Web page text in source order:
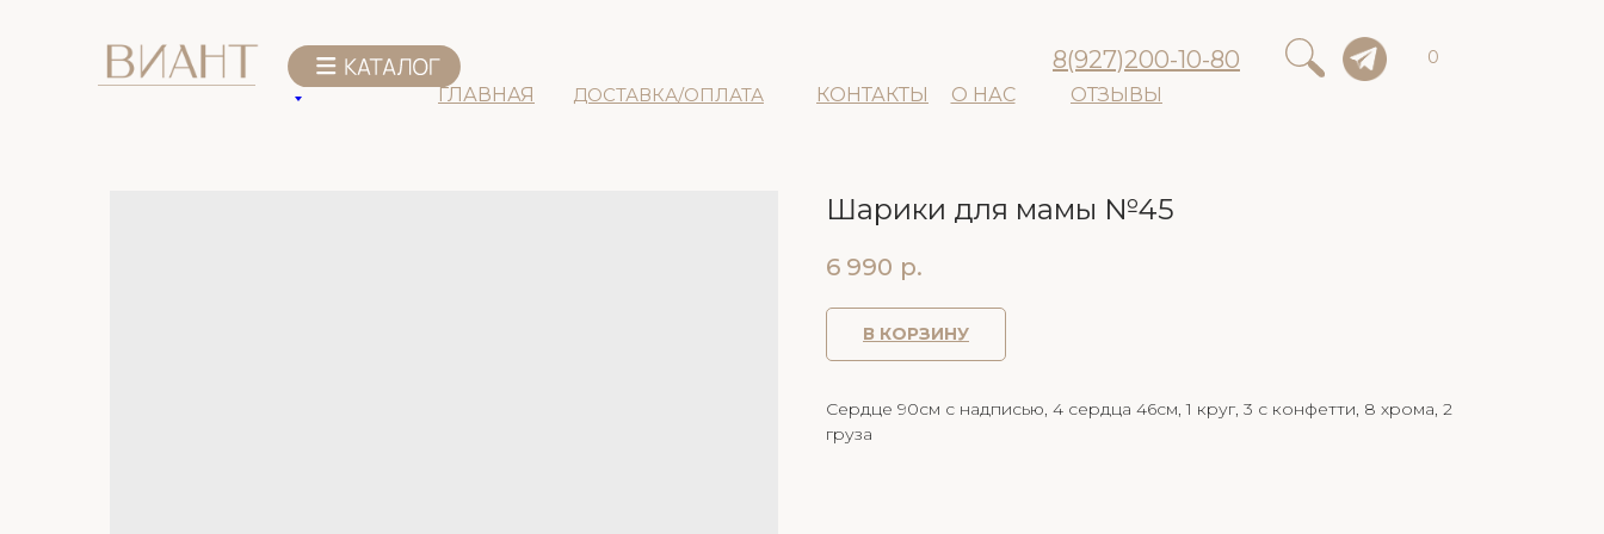
ДОСТАВКА/ОПЛАТА
ГЛАВНАЯ КОНТАКТЫ О НАС ОТЗЫВЫ
8(927)200-10-80 0
Шарики для мамы №45
6 990 р.
В КОРЗИНУ
Сердце 90см с надписью, 4 сердца 46см, 1 круг, 3 с конфетти, 8 хрома, 2
груза